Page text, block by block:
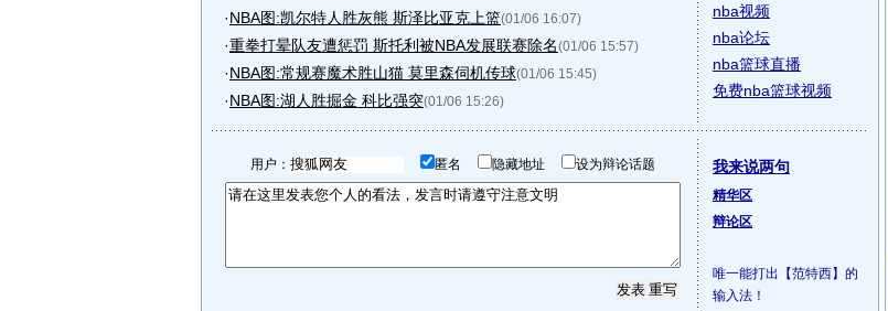
·NBA图:凯尔特人胜灰熊 斯泽比亚克上篮(01/06 16:07)
·重拳打晕队友遭惩罚 斯托利被NBA发展联赛除名(01/06 15:57)
·NBA图:常规赛魔术胜山猫 莫里森伺机传球(01/06 15:45)
·NBA图:湖人胜掘金 科比强突(01/06 15:26)
nba视频
nba论坛
nba篮球直播
免费nba篮球视频
用户： 匿名 隐藏地址 设为辩论话题 我来说两句
精华区
辩论区
唯一能打出【范特西】的
输入法！